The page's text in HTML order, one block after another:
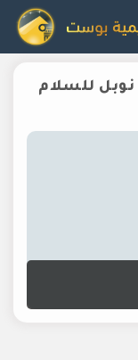
نوبل للسلام